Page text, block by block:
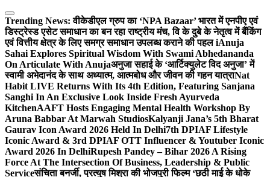
Skip
to
content
Trending News: वीकेडीएल ग्रुप का ‘NPA Bazaar’ भारत में एनपीए एवं
डिस्ट्रेस्ड एसेट समाधान का बन रहा राष्ट्रीय मंच, वि के दुबे के नेतृत्व में बैंकिंग
एवं वित्तीय क्षेत्र के लिए समग्र समाधान उपलब्ध कराने की पहल iAnuja
Sahai Explores Spiritual Wisdom With Swami Abhedananda
On Articulate With Anujaअनुजा सहाई के ‘आर्टिक्युलेट विद अनुजा’ में
स्वामी अभेदानंद के साथ अध्यात्म, आत्मबोध और जीवन की गहन यात्राNat
Habit LIVE Returns With Its 4th Edition, Featuring Sanjana
Sanghi In An Exclusive Look Inside Fresh Ayurveda
KitchenAAFT Hosts Engaging Mental Health Workshop By
Aruna Babbar At Marwah StudiosKalyanji Jana’s 5th Bharat
Gaurav Icon Award 2026 Held In Delhi7th DPIAF Lifestyle
Iconic Award & 3rd DPIAF OTT Influencer & Youtuber Iconic
Award 2026 In DelhiRupesh Pandey – Bihar 2026 A Rising
Force At The Intersection Of Business, Leadership & Public
Serviceसंचिता बनर्जी, प्रत्युष मिश्रा की भोजपुरी फिल्म ‘छठी माई के धोके